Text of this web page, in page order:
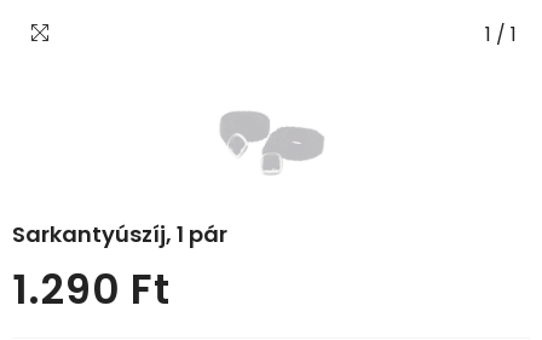
1 / 1
Sarkantyúszíj, 1 pár
Normál
ár
1.290 Ft